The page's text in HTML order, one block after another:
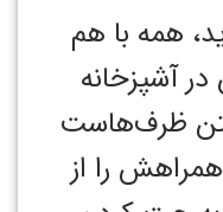
همه با هم
آشپزخانه
ظرف‌هاست
را از